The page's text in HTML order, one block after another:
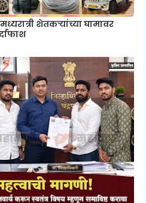
शेतकऱ्यांच्या घामावर